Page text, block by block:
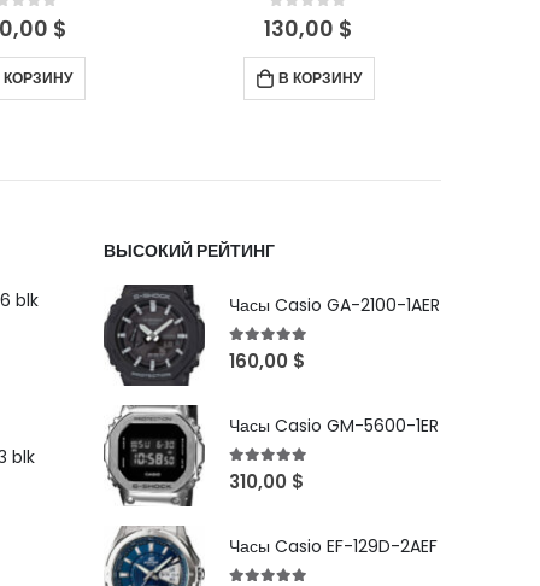
of 5
$
КОРЗИНУ
0out of 5
340,00$
В КОРЗИНУ
blk
blk
ВЫСОКИЙ РЕЙТИНГ
Часы Casio GA-2100-1AER
5out of 5
160,00 $
Часы Casio GM-5600-1ER
5out of 5
310,00 $
Часы Casio EF-129D-2AEF